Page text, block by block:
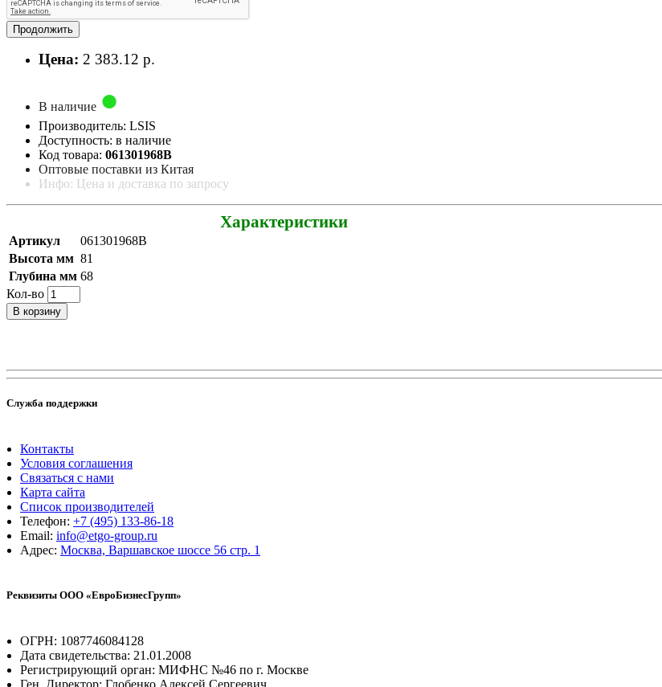
Продолжить
Цена: 2 383.12 р.
В наличие
Производитель: LSIS
Доступность: в наличие
Код товара: 061301968B
Оптовые поставки из Китая
Инфо: Цена и доставка по запросу
Характеристики
Артикул
061301968B
Высота мм 81
Глубина мм 68
Кол-во
В корзину
Служба поддержки
Контакты
Условия соглашения
Связаться с нами
Карта сайта
Список производителей
Телефон: +7 (495) 133-86-18
Email: info@etgo-group.ru
Адрес: Москва, Варшавское шоссе 56 стр. 1
Реквизиты ООО «ЕвроБизнесГрупп»
ОГРН: 1087746084128
Дата свидетельства: 21.01.2008
Регистрирующий орган: МИФНС №46 по г. Москве